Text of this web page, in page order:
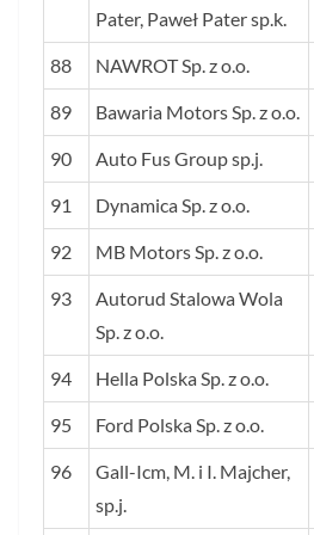
Pater, Paweł Pater sp.k.
88 NAWROT Sp. z o.o.
89 Bawaria Motors Sp. z o.o.
90 Auto Fus Group sp.j.
91 Dynamica Sp. z o.o.
92 MB Motors Sp. z o.o.
93
Autorud Stalowa Wola
Sp. z o.o.
94 Hella Polska Sp. z o.o.
95 Ford Polska Sp. z o.o.
96
Gall-Icm, M. i I. Majcher,
sp.j.